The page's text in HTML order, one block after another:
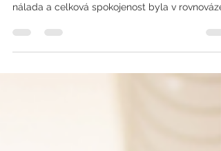
Pokud spolu neumíme komunikovat, nebude to